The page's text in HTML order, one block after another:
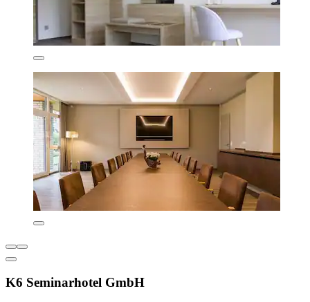
K6 Seminarhotel GmbH